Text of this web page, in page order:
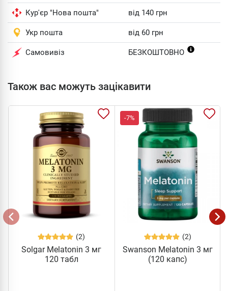
Кур'єр "Нова пошта" від 140 грн
Укр пошта від 60 грн
Самовивіз БЕЗКОШТОВНО
Також вас можуть зацікавити
(2)
Solgar Melatonin 3 мг
120 табл
-7%
(2)
Swanson Melatonin 3 мг
(120 капс)